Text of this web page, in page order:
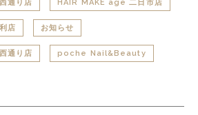
通り店 HAIR MAKE age 二日市店
店 お知らせ
通り店 poche Nail&Beauty